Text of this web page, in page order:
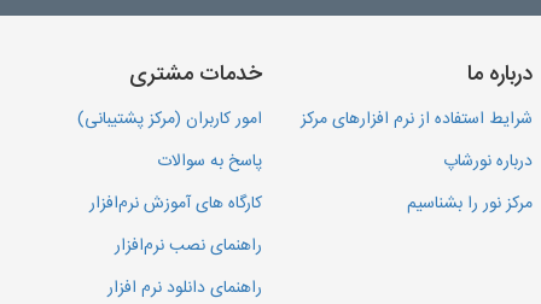
درباره ما
شرایط استفاده از نرم افزارهای مرکز
درباره نورشاپ
مرکز نور را بشناسیم
خدمات مشتری
امور کاربران (مرکز پشتیبانی)
پاسخ به سوالات
کارگاه های آموزش نرم‌افزار
راهنمای نصب نرم‌افزار
راهنمای دانلود نرم افزار